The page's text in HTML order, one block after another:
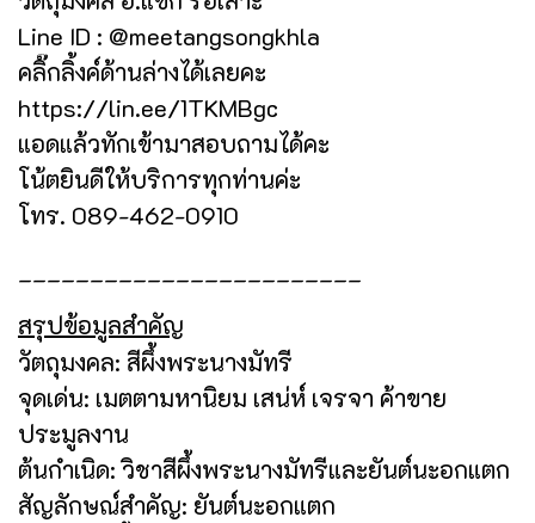
Line ID : @meetangsongkhla
คลิ๊กลิ้งค์ด้านล่างได้เลยคะ
https://lin.ee/1TKMBgc
แอดแล้วทักเข้ามาสอบถามได้คะ
โน้ตยินดีให้บริการทุกท่านค่ะ
โทร. 089-462-0910
สรุปข้อมูลสำคัญ
วัตถุมงคล: สีผึ้งพระนางมัทรี
จุดเด่น: เมตตามหานิยม เสน่ห์ เจรจา ค้าขาย
ประมูลงาน
ต้นกำเนิด: วิชาสีผึ้งพระนางมัทรีและยันต์นะอกแตก
สัญลักษณ์สำคัญ: ยันต์นะอกแตก